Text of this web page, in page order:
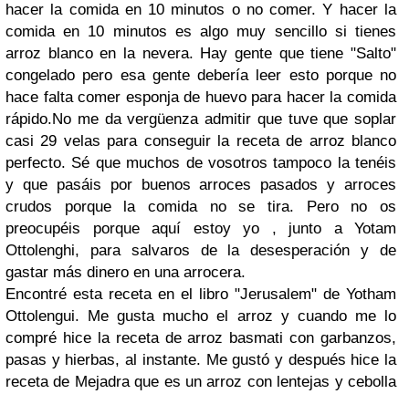
hacer la comida en 10 minutos o no comer. Y hacer la
comida en 10 minutos es algo muy sencillo si tienes
arroz blanco en la nevera. Hay gente que tiene "Salto"
congelado pero esa gente debería leer esto porque no
hace falta comer esponja de huevo para hacer la comida
rápido.No me da vergüenza admitir que tuve que soplar
casi 29 velas para conseguir la receta de arroz blanco
perfecto. Sé que muchos de vosotros tampoco la tenéis
y que pasáis por buenos arroces pasados y arroces
crudos porque la comida no se tira. Pero no os
preocupéis porque aquí estoy yo , junto a Yotam
Ottolenghi, para salvaros de la desesperación y de
gastar más dinero en una arrocera.
Encontré esta receta en el libro "Jerusalem" de Yotham
Ottolengui. Me gusta mucho el arroz y cuando me lo
compré hice la receta de arroz basmati con garbanzos,
pasas y hierbas, al instante. Me gustó y después hice la
receta de Mejadra que es un arroz con lentejas y cebolla